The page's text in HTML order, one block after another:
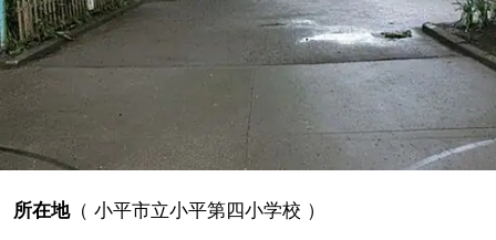
所在地（ 小平市立小平第四小学校 ）